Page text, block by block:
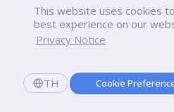
This website uses cookies
best experience on our
Privacy Notice
TH Cookie